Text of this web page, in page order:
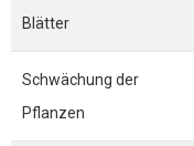
Blätter
Schwächung der
Pflanzen